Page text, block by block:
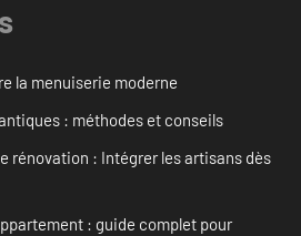
la menuiserie moderne
: méthodes et conseils
rénovation : Intégrer les artisans dès
: guide complet pour